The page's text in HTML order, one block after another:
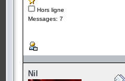
Hors ligne
Messages: 7
Nil